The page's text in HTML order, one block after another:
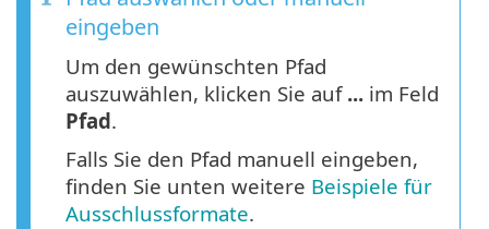
eingeben
Um den gewünschten Pfad
auszuwählen, klicken Sie auf ... im Feld
Pfad.
Falls Sie den Pfad manuell eingeben,
finden Sie unten weitere Beispiele für
Ausschlussformate.